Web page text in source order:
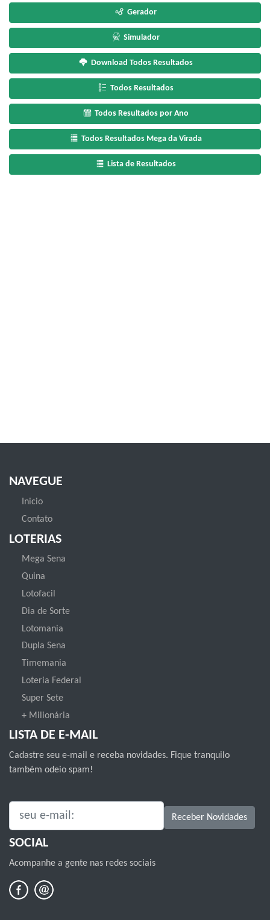
Gerador
Simulador
Download Todos Resultados
Todos Resultados
Todos Resultados por Ano
Todos Resultados Mega da Virada
Lista de Resultados
NAVEGUE
Inicio
Contato
LOTERIAS
Mega Sena
Quina
Lotofacil
Dia de Sorte
Lotomania
Dupla Sena
Timemania
Loteria Federal
Super Sete
+ Milionária
LISTA DE E-MAIL
Cadastre seu e-mail e receba novidades. Fique tranquilo
também odeio spam!
SEU E-MAIL: Receber Novidades
SOCIAL
Acompanhe a gente nas redes sociais